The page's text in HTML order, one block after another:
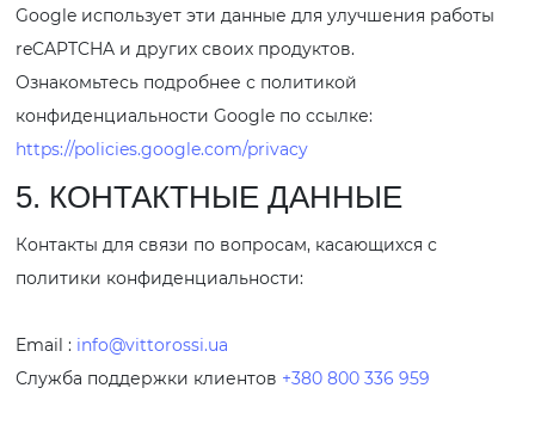
Google использует эти данные для улучшения работы
reCAPTCHA и других своих продуктов.
Ознакомьтесь подробнее с политикой
конфиденциальности Google по ссылке:
https://policies.google.com/privacy
5. КОНТАКТНЫЕ ДАННЫЕ
Контакты для связи по вопросам, касающихся с
политики конфиденциальности:
Email : info@vittorossi.ua
Служба поддержки клиентов +380 800 336 959